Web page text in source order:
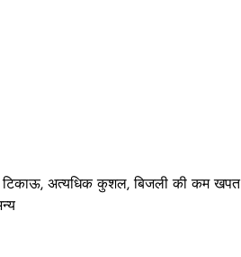
टिकाऊ, अत्यधिक कुशल, बिजली की कम खपत